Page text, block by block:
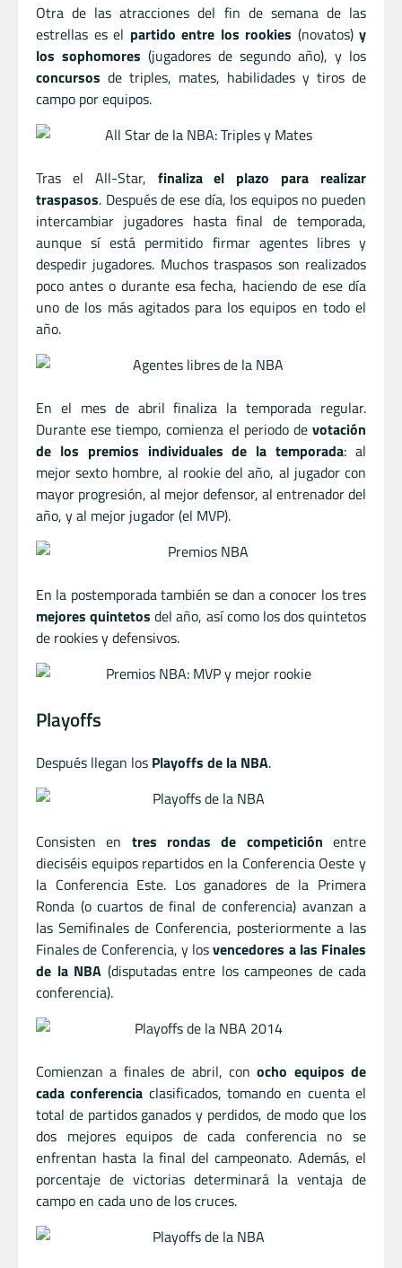
Otra de las atracciones del fin de semana de las
estrellas es el partido entre los rookies (novatos) y
los sophomores (jugadores de segundo año), y los
concursos de triples, mates, habilidades y tiros de
campo por equipos.
Tras el All-Star, finaliza el plazo para realizar
traspasos. Después de ese día, los equipos no pueden
intercambiar jugadores hasta final de temporada,
aunque sí está permitido firmar agentes libres y
despedir jugadores. Muchos traspasos son realizados
poco antes o durante esa fecha, haciendo de ese día
uno de los más agitados para los equipos en todo el
año.
En el mes de abril finaliza la temporada regular.
Durante ese tiempo, comienza el periodo de votación
de los premios individuales de la temporada: al
mejor sexto hombre, al rookie del año, al jugador con
mayor progresión, al mejor defensor, al entrenador del
año, y al mejor jugador (el MVP).
En la postemporada también se dan a conocer los tres
mejores quintetos del año, así como los dos quintetos
de rookies y defensivos.
Playoffs
Después llegan los Playoffs de la NBA.
Consisten en tres rondas de competición entre
dieciséis equipos repartidos en la Conferencia Oeste y
la Conferencia Este. Los ganadores de la Primera
Ronda (o cuartos de final de conferencia) avanzan a
las Semifinales de Conferencia, posteriormente a las
Finales de Conferencia, y losvencedores a las Finales
de la NBA (disputadas entre los campeones de cada
conferencia).
Comienzan a finales de abril, conocho equipos de
cada conferencia clasificados, tomando en cuenta el
total de partidos ganados y perdidos, de modo que los
dos mejores equipos de cada conferencia no se
enfrentan hasta la final del campeonato. Además, el
porcentaje de victorias determinará la ventaja de
campo en cada uno de los cruces.